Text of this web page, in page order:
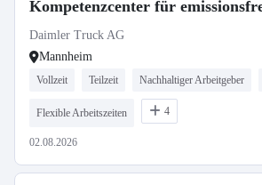
Kompetenzcenter für
Mobilität (KEM) ab Oktober 2026
Daimler Truck AG
Mannheim
Vollzeit Teilzeit Nachhaltiger Arbeitgeber
Flexible Arbeitszeiten 4
02.08.2026